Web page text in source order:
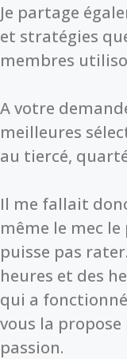
Je partage
et stratégies
membres
A votre
meilleures
au tiercé,
Il me fallait
même le mec
puisse pas
heures et des
qui a
vous la
passion.